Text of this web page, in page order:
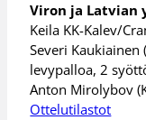
Viron ja Latvian
Keila KK-Kalev/
Severi Kaukiainen
levypalloa, 2
Anton Mirolybov
Ottelutilastot